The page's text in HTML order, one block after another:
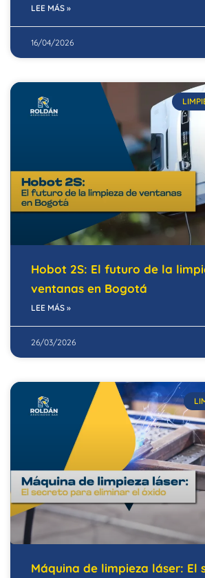
LEE MÁS »
16/04/2026
Hobot 2S: El futuro de la
ventanas en Bogotá
LEE MÁS »
26/03/2026
Máquina de limpieza láser: El